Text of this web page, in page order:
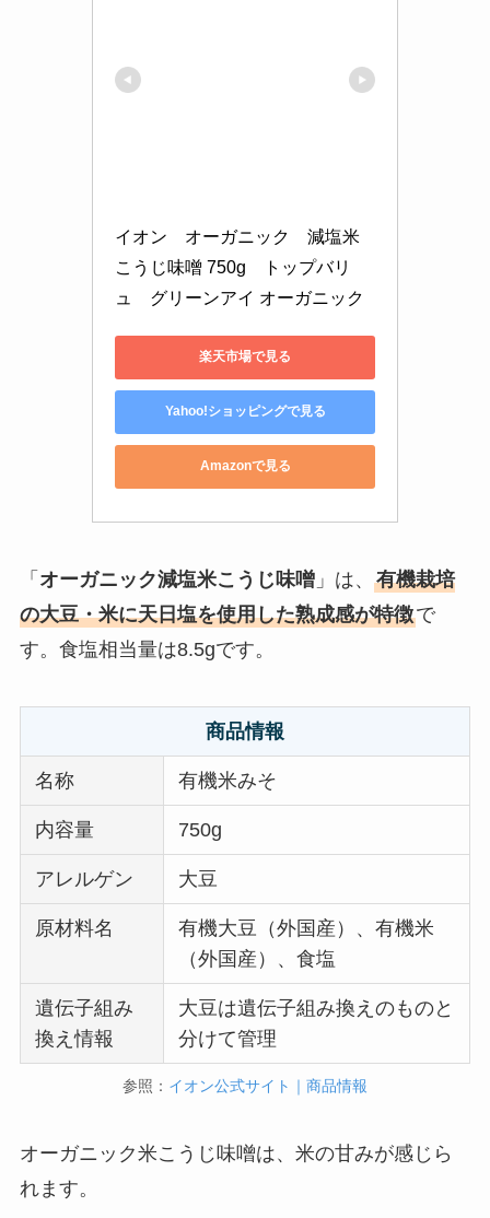
イオン　オーガニック　減塩米
こうじ味噌 750g　トップバリ
ュ　グリーンアイ オーガニック
楽天市場で見る
Yahoo!ショッピングで見る
Amazonで見る
「 オーガニック減塩米こうじ味噌」は、 有機栽培
の大豆・米に天日塩を使用した熟成感が特徴で
す。食塩相当量は8.5gです。
商品情報
名称 有機米みそ
内容量 750g
アレルゲン 大豆
原材料名
有機大豆（外国産）、有機米
（外国産）、食塩
遺伝子組み
換え情報
大豆は遺伝子組み換えのものと
分けて管理
参照： イオン公式サイト｜商品情報
オーガニック米こうじ味噌は、米の甘みが感じら
れます。